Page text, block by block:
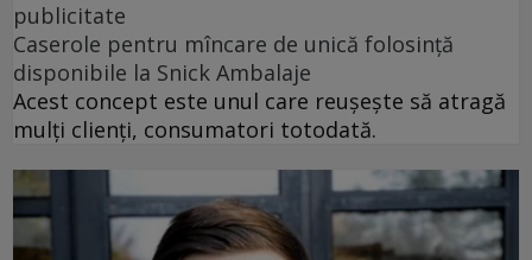
publicitate
Caserole pentru mîncare de unică folosință
disponibile la Snick Ambalaje
Acest concept este unul care reușește să atragă
mulți clienți, consumatori totodată.